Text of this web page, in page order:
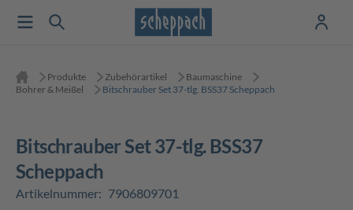
Produkte Zubehörartikel
Baumaschine
Bohrer & Meißel
Bitschrauber Set 37-tlg. BSS37 Scheppach
Bitschrauber Set 37-tlg. BSS37
Scheppach
Artikelnummer: 7906809701